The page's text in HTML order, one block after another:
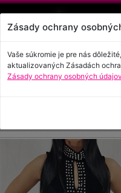
Zásady ochrany
Vaše súkromie je pre nás
aktualizovaných Zásadách
Zásady ochrany osobných